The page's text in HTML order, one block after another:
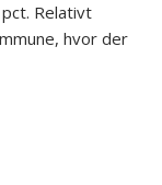
Relativt
hvor der